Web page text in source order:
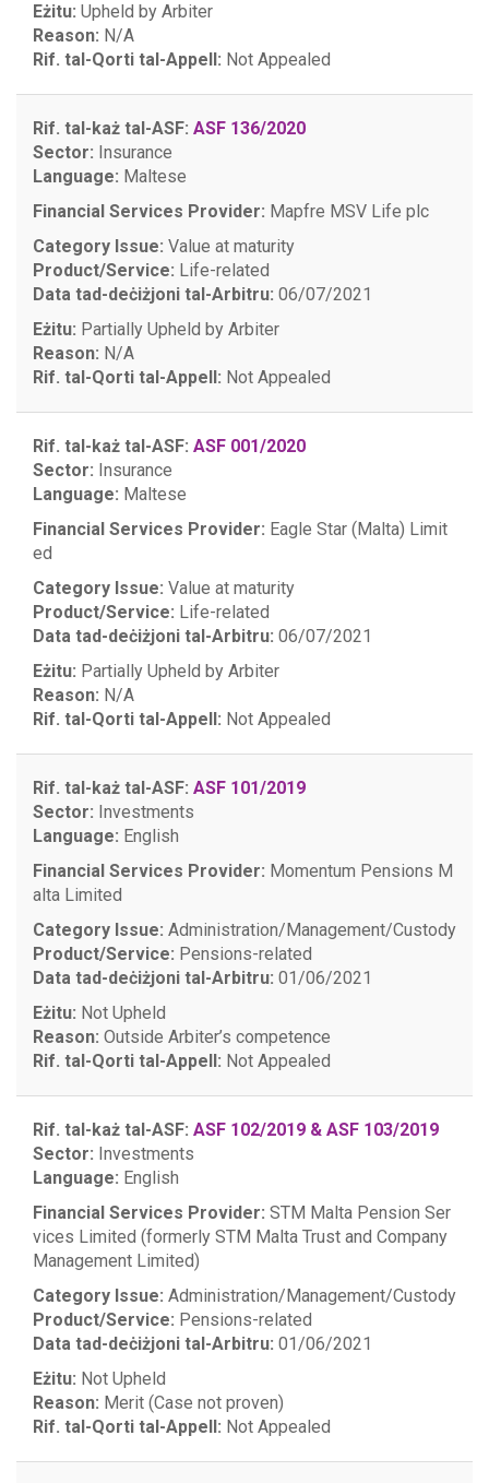
Eżitu: Upheld by Arbiter
Reason: N/A
Rif. tal-Qorti tal-Appell: Not Appealed
Rif. tal-każ tal-ASF: ASF 136/2020
Sector: Insurance
Language: Maltese
Financial Services Provider: Mapfre MSV Life plc
Category Issue: Value at maturity
Product/Service: Life-related
Data tad-deċiżjoni tal-Arbitru: 06/07/2021
Eżitu: Partially Upheld by Arbiter
Reason: N/A
Rif. tal-Qorti tal-Appell: Not Appealed
Rif. tal-każ tal-ASF: ASF 001/2020
Sector: Insurance
Language: Maltese
Financial Services Provider: Eagle Star (Malta) Limit
ed
Category Issue: Value at maturity
Product/Service: Life-related
Data tad-deċiżjoni tal-Arbitru: 06/07/2021
Eżitu: Partially Upheld by Arbiter
Reason: N/A
Rif. tal-Qorti tal-Appell: Not Appealed
Rif. tal-każ tal-ASF: ASF 101/2019
Sector: Investments
Language: English
Financial Services Provider: Momentum Pensions M
alta Limited
Category Issue: Administration/Management/Custody
Product/Service: Pensions-related
Data tad-deċiżjoni tal-Arbitru: 01/06/2021
Eżitu: Not Upheld
Reason: Outside Arbiter’s competence
Rif. tal-Qorti tal-Appell: Not Appealed
Rif. tal-każ tal-ASF: ASF 102/2019 & ASF 103/2019
Sector: Investments
Language: English
Financial Services Provider: STM Malta Pension Ser
vices Limited (formerly STM Malta Trust and Company
Management Limited)
Category Issue: Administration/Management/Custody
Product/Service: Pensions-related
Data tad-deċiżjoni tal-Arbitru: 01/06/2021
Eżitu: Not Upheld
Reason: Merit (Case not proven)
Rif. tal-Qorti tal-Appell: Not Appealed